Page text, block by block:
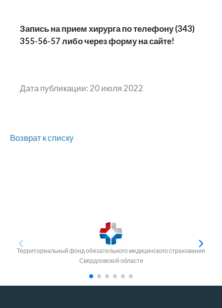
Запись на прием хирурга по телефону(343)
355-56-57 либо через форму на сайте!
Дата публикации: 20 июля 2022
Возврат к списку
Территориальный фонд обязательного медицинского страхования
Свердловской области